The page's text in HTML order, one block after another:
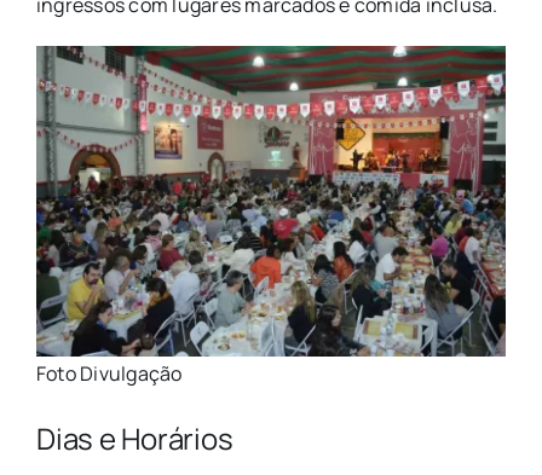
Foto Divulgação
Dias e Horários